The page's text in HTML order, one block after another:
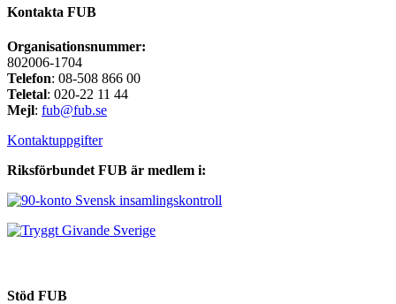
Kontakta FUB
Organisationsnummer:
802006-1704
Telefon: 08-508 866 00
Teletal: 020-22 11 44
Mejl: fub@fub.se
Kontaktuppgifter
Riksförbundet FUB är medlem i:
Stöd FUB